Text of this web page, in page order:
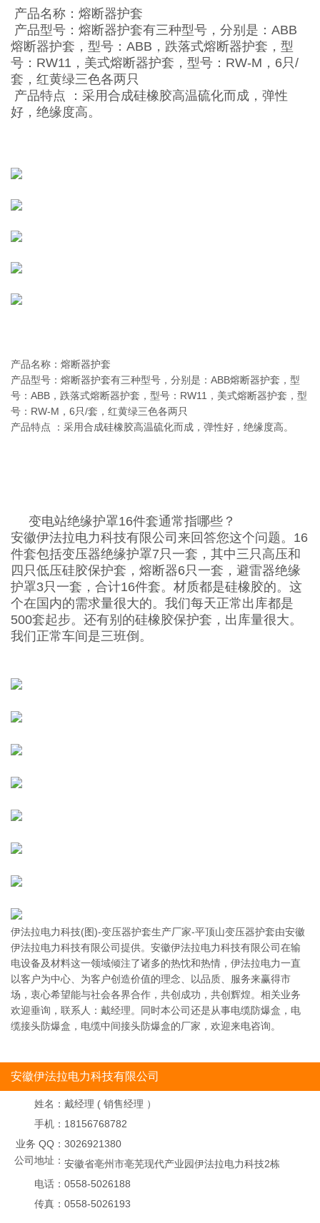
产品名称：熔断器护套
产品型号：熔断器护套有三种型号，分别是：ABB
熔断器护套，型号：ABB，跌落式熔断器护套，型
号：RW11，美式熔断器护套，型号：RW-M，6只/
套，红黄绿三色各两只
产品特点 ：采用合成硅橡胶高温硫化而成，弹性
好，绝缘度高。
产品名称：熔断器护套
产品型号：熔断器护套有三种型号，分别是：ABB熔断器护套，型
号：ABB，跌落式熔断器护套，型号：RW11，美式熔断器护套，型
号：RW-M，6只/套，红黄绿三色各两只
产品特点 ：采用合成硅橡胶高温硫化而成，弹性好，绝缘度高。
变电站绝缘护罩16件套通常指哪些？
安徽伊法拉电力科技有限公司来回答您这个问题。16
件套包括变压器绝缘护罩7只一套，其中三只高压和
四只低压硅胶保护套，熔断器6只一套，避雷器绝缘
护罩3只一套，合计16件套。材质都是硅橡胶的。这
个在国内的需求量很大的。我们每天正常出库都是
500套起步。还有别的硅橡胶保护套，出库量很大。
我们正常车间是三班倒。
伊法拉电力科技(图)-变压器护套生产厂家-平顶山变压器护套由安徽
伊法拉电力科技有限公司提供。安徽伊法拉电力科技有限公司在输
电设备及材料这一领域倾注了诸多的热忱和热情，伊法拉电力一直
以客户为中心、为客户创造价值的理念、以品质、服务来赢得市
场，衷心希望能与社会各界合作，共创成功，共创辉煌。相关业务
欢迎垂询，联系人：戴经理。同时本公司还是从事电缆防爆盒，电
缆接头防爆盒，电缆中间接头防爆盒的厂家，欢迎来电咨询。
安徽伊法拉电力科技有限公司
姓名： 戴经理 ( 销售经理 ）
手机： 18156768782
业务 QQ： 3026921380
公司地址： 安徽省亳州市亳芜现代产业园伊法拉电力科技2栋
电话： 0558-5026188
传真： 0558-5026193